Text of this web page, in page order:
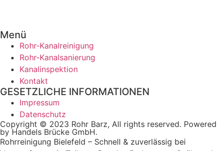
Menü
Rohr-Kanalreinigung
Rohr-Kanalsanierung
Kanalinspektion
Kontakt
GESETZLICHE INFORMATIONEN
Impressum
Datenschutz
Copyright © 2023 Rohr Barz, All rights reserved. Powered
by Handels Brücke GmbH.
Rohrreinigung Bielefeld – Schnell & zuverlässig bei